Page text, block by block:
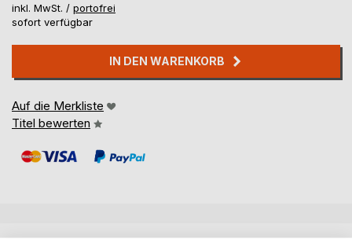
inkl. MwSt. / portofrei
sofort verfügbar
IN DEN WARENKORB
Auf die Merkliste
Titel bewerten